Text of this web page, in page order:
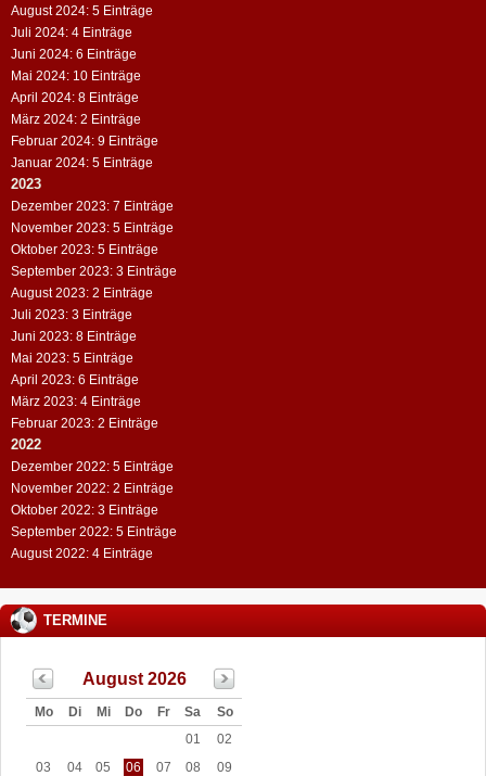
August 2024: 5 Einträge
Juli 2024: 4 Einträge
Juni 2024: 6 Einträge
Mai 2024: 10 Einträge
April 2024: 8 Einträge
März 2024: 2 Einträge
Februar 2024: 9 Einträge
Januar 2024: 5 Einträge
2023
Dezember 2023: 7 Einträge
November 2023: 5 Einträge
Oktober 2023: 5 Einträge
September 2023: 3 Einträge
August 2023: 2 Einträge
Juli 2023: 3 Einträge
Juni 2023: 8 Einträge
Mai 2023: 5 Einträge
April 2023: 6 Einträge
März 2023: 4 Einträge
Februar 2023: 2 Einträge
2022
Dezember 2022: 5 Einträge
November 2022: 2 Einträge
Oktober 2022: 3 Einträge
September 2022: 5 Einträge
August 2022: 4 Einträge
TERMINE
August 2026
Mo Di Mi Do Fr Sa
So
01
02
03
04 05 06 07 08
09